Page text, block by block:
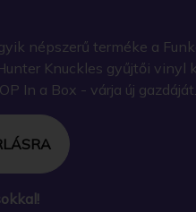
népszerű terméke a
Knuckles gyűjtői vinyl
In a Box - várja új gazdáját.